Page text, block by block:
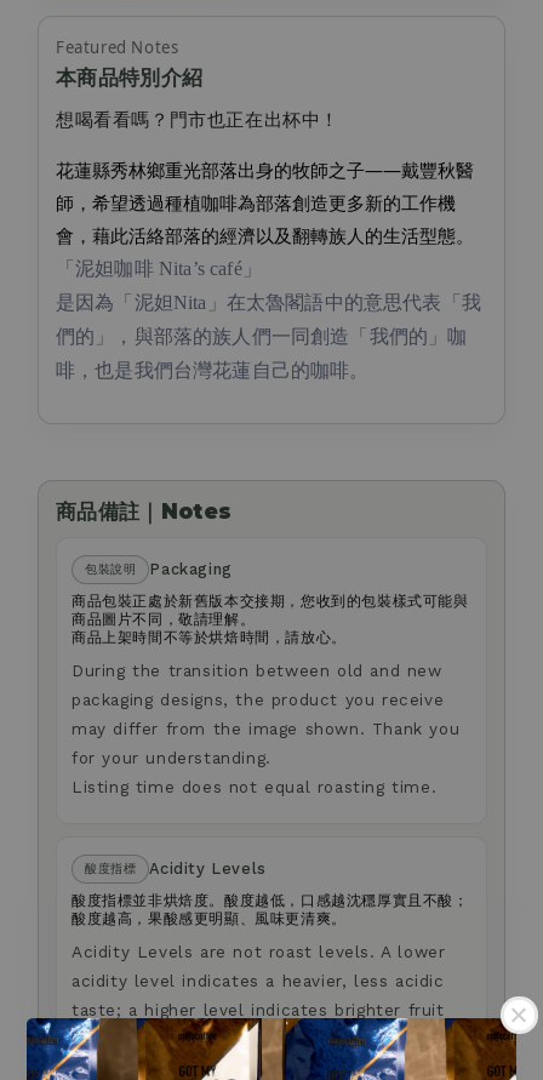
Featured Notes
本商品特別介紹
想喝看看嗎？門市也正在出杯中！
花蓮縣秀林鄉重光部落出身的牧師之子——戴豐秋醫
師，希望透過種植咖啡為部落創造更多新的工作機
會，藉此活絡部落的經濟以及翻轉族人的生活型態。
「泥妲咖啡 Nita’s café」
是因為「泥妲Nita」在太魯閣語中的意思代表「我
們的」，與部落的族人們一同創造「我們的」咖
啡，也是我們台灣花蓮自己的咖啡。
商品備註｜Notes
包裝說明
Packaging
商品包裝正處於新舊版本交接期，您收到的包裝樣式可能與
商品圖片不同，敬請理解。
商品上架時間不等於烘焙時間，請放心。
During the transition between old and new
packaging designs, the product you receive
may differ from the image shown. Thank you
for your understanding.
Listing time does not equal roasting time.
酸度指標
Acidity Levels
酸度指標並非烘焙度。酸度越低，口感越沈穩厚實且不酸；
酸度越高，果酸感更明顯、風味更清爽。
Acidity Levels are not roast levels. A lower
acidity level indicates a heavier, less acidic
taste; a higher level indicates brighter fruit
acidity and a lighter taste.